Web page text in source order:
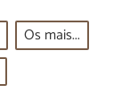
Os mais...